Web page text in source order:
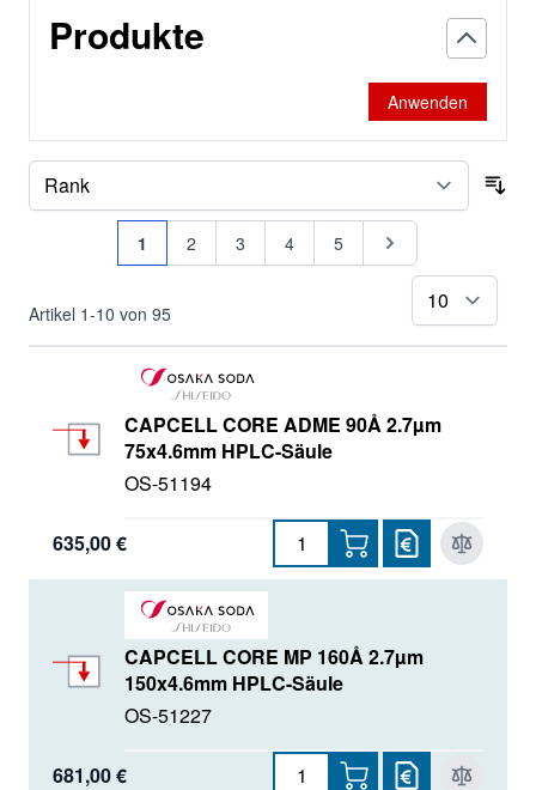
Produkte
Anwenden
Artikel 1-10 von 95
Seite
Sie lesen gerade Seite
1 Seite
2 Seite
3 Seite
4 Seite
5 Seite
CAPCELL CORE ADME 90Å 2.7µm
75x4.6mm HPLC-Säule
OS-51194
635,00 €
CAPCELL CORE MP 160Å 2.7µm
150x4.6mm HPLC-Säule
OS-51227
681,00 €